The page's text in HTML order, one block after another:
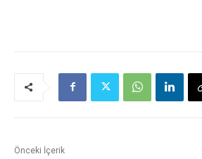
Önceki İçerik